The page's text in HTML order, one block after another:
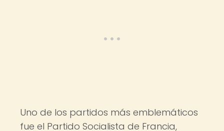
Uno de los partidos más emblemáticos
fue el Partido Socialista de Francia,